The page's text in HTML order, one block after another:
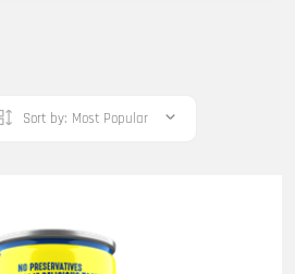
Sort by: Most Popular